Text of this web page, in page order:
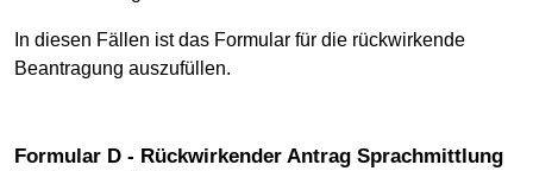
In diesen Fällen ist das Formular für die rückwirkende
Beantragung auszufüllen.
Formular D - Rückwirkender Antrag Sprachmittlung